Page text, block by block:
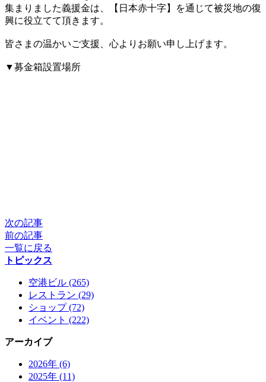
集まりました義援金は、【日本赤十字】を通じて被災地の復
興に役立てて頂きます。
皆さまの温かいご支援、心よりお願い申し上げます。
▼募金箱設置場所
次の記事
前の記事
一覧に戻る
トピックス
空港ビル (265)
レストラン (29)
ショップ (72)
イベント (222)
アーカイブ
2026年 (6)
2025年 (11)